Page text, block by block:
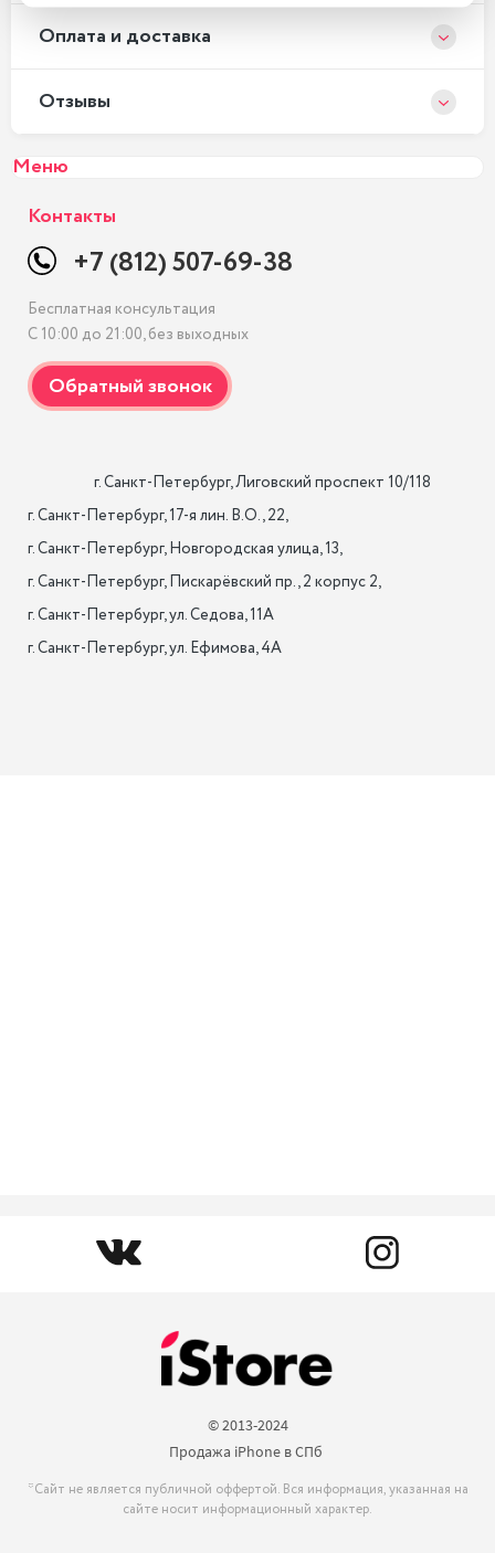
Оплата и доставка
Отзывы
Меню
Контакты
+7 (812) 507-69-38
Бесплатная консультация
С 10:00 до 21:00, без выходных
г. Санкт-Петербург, 17-я лин. B.O., 22,
г. Санкт-Петербург, Новгородская улица, 13,
г. Санкт-Петербург, Пискарёвский пр., 2 корпус 2,
г. Санкт-Петербург, ул. Седова, 11А
г. Санкт-Петербург, ул. Ефимова, 4А
© 2013-2024
Продажа iPhone в СПб
*Сайт не является публичной оффертой. Вся информация, указанная на
сайте носит информационный характер.